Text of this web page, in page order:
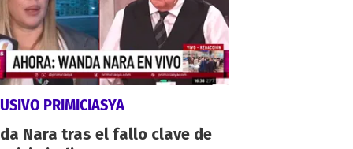
PRIMICIASYA
Nara tras el fallo clave de